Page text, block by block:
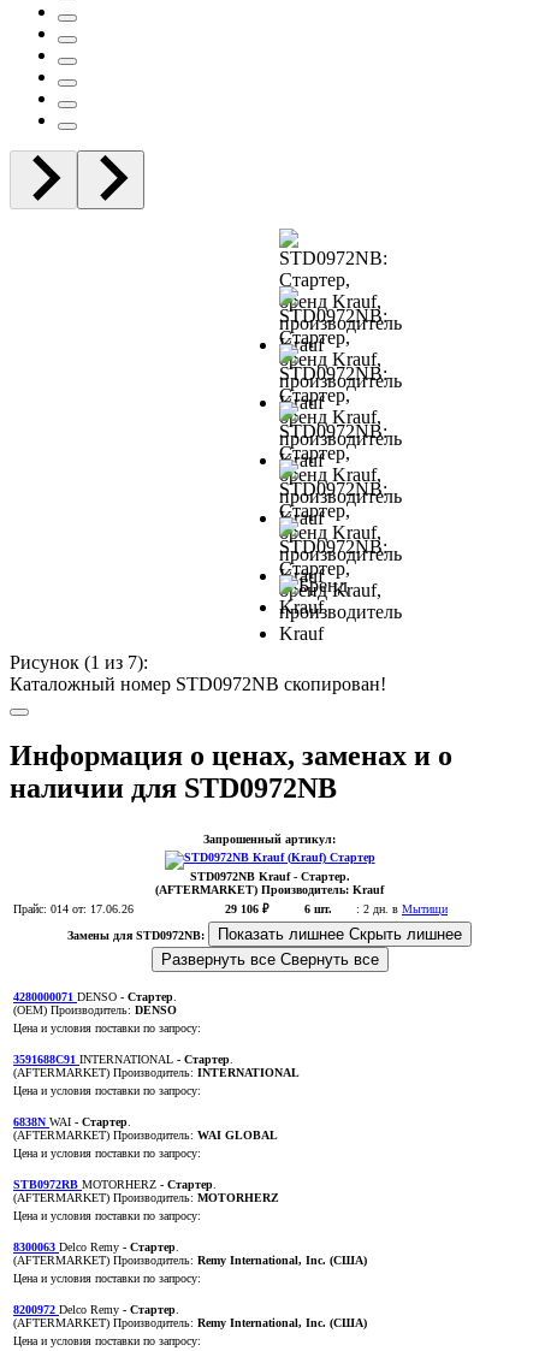
Рисунок (1 из 7):
Каталожный номер STD0972NB скопирован!
Информация о ценах, заменах и о
наличии для STD0972NB
Запрошенный артикул:
STD0972NB Krauf- Стартер.
(AFTERMARKET) Производитель: Krauf
Прайс: 014 от: 17.06.26 29 106 ₽ 6 шт. : 2 дн. в Мытищи
Замены для STD0972NB:
Показать лишнее Скрыть лишнее
Развернуть все Свернуть все
4280000071 DENSO - Стартер.
(OEM) Производитель: DENSO
Цена и условия поставки по запросу:
3591688C91 INTERNATIONAL - Стартер.
(AFTERMARKET) Производитель: INTERNATIONAL
Цена и условия поставки по запросу:
6838N WAI - Стартер.
(AFTERMARKET) Производитель: WAI GLOBAL
Цена и условия поставки по запросу:
STB0972RB MOTORHERZ - Стартер.
(AFTERMARKET) Производитель: MOTORHERZ
Цена и условия поставки по запросу:
8300063 Delco Remy - Стартер.
(AFTERMARKET) Производитель: Remy International, Inc. (США)
Цена и условия поставки по запросу:
8200972 Delco Remy - Стартер.
(AFTERMARKET) Производитель: Remy International, Inc. (США)
Цена и условия поставки по запросу: